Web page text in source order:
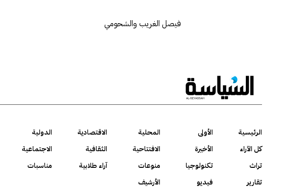
فيصل الغريب والشحومي
الرئيسية الأولى المحلية الاقتصادية الدولية
كل الآراء
الأخيرة الافتتاحية الثقافية الاجتماعية
تراث
تكنولوجيا منوعات آراء طلابية مناسبات
تقارير
فيديو الأرشيف